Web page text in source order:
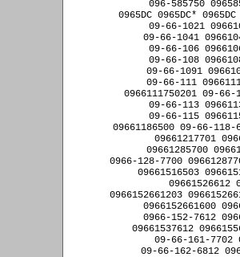
096-585750
0965DC 0965DC*
09-66-1021
09-66-1041
09-66-106
09-66-108
09-66-1091
09-66-111
0966111750201 09-
09-66-113
09-66-115
09661186500 09-66-118-
09661217701
09661285700
0966-128-7700
09661516503
09661526612
0966152661203
0966152661600
0966-152-7612
09661537612
09-66-161-7702
09-66-162-6812